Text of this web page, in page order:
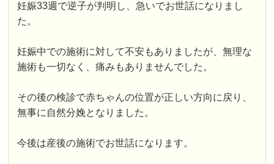
妊娠33週で逆子が判明し、急いでお世話になりまし
た。
妊娠中での施術に対して不安もありましたが、無理な
施術も一切なく、痛みもありませんでした。
その後の検診で赤ちゃんの位置が正しい方向に戻り、
無事に自然分娩となりました。
今後は産後の施術でお世話になります。